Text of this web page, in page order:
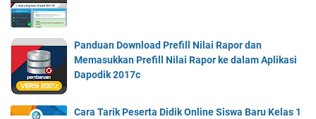
Panduan Download Prefill Nilai Rapor dan
Memasukkan Prefill Nilai Rapor ke dalam Aplikasi
Dapodik 2017c
Cara Tarik Peserta Didik Online Siswa Baru Kelas 1